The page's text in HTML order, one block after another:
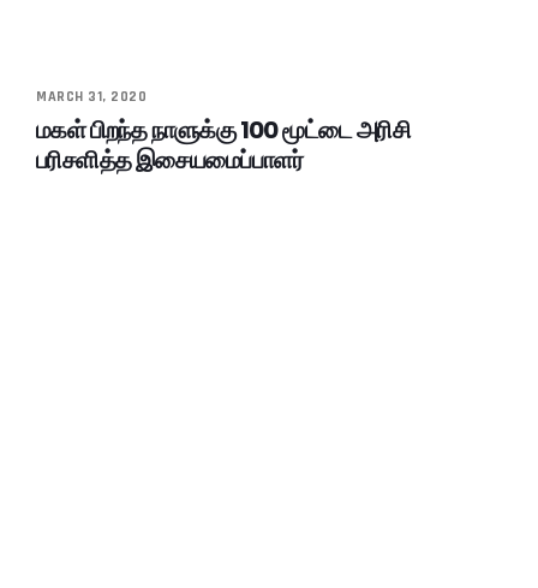
MARCH 31, 2020
மகள் பிறந்த நாளுக்கு 100 மூட்டை அரிசி
பரிசளித்த இசையமைப்பாளர்